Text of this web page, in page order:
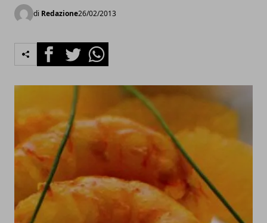
di Redazione26/02/2013
FacebookTwitterWhatsapp